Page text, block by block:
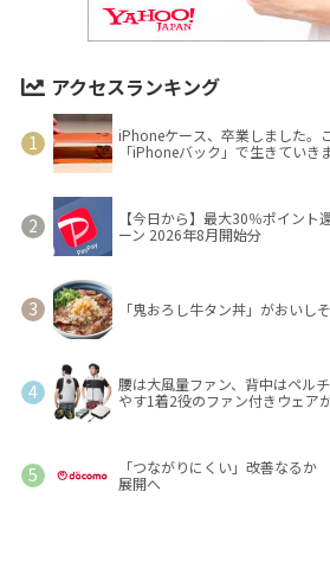
アクセスランキング
iPhoneケース、卒業しました。
「iPhoneバック」で生きていきま
【今日から】最大30％ポイン
ーン 2026年8月開始分
「鬼おろし牛タン丼」がおいし
腰は大風量ファン、背中はペル
やす1着2役のファン付きウェア
「つながりにくい」改善なる
展開へ